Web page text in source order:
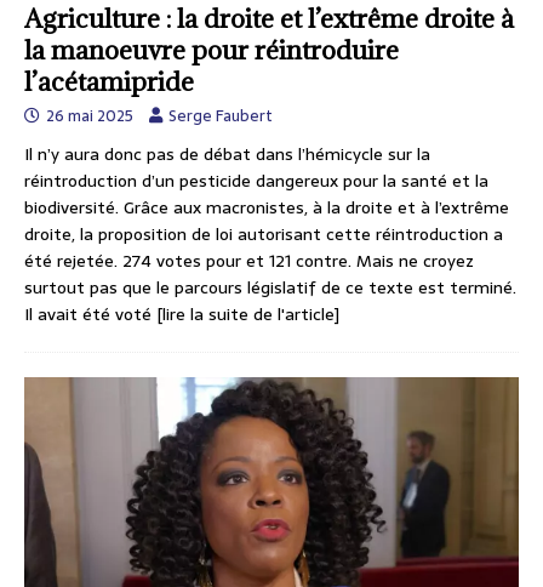
Agriculture : la droite et l’extrême droite à
la manoeuvre pour réintroduire
l’acétamipride
26 mai 2025 Serge Faubert
Il n’y aura donc pas de débat dans l’hémicycle sur la
réintroduction d’un pesticide dangereux pour la santé et la
biodiversité. Grâce aux macronistes, à la droite et à l’extrême
droite, la proposition de loi autorisant cette réintroduction a
été rejetée. 274 votes pour et 121 contre. Mais ne croyez
surtout pas que le parcours législatif de ce texte est terminé.
Il avait été voté [lire la suite de l'article]